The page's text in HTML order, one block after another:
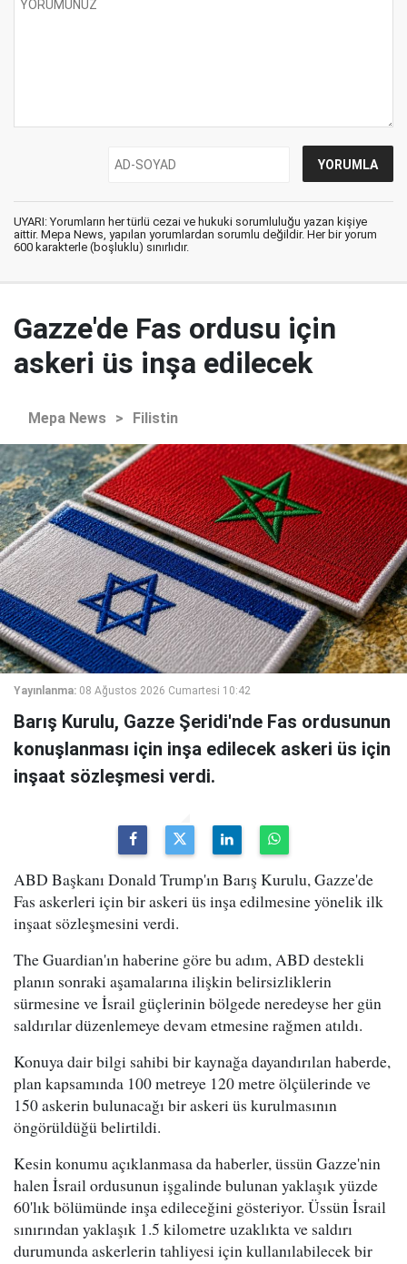
UYARI: Yorumların her türlü cezai ve hukuki sorumluluğu yazan kişiye
aittir. Mepa News, yapılan yorumlardan sorumlu değildir. Her bir yorum
600 karakterle (boşluklu) sınırlıdır.
Gazze'de Fas ordusu için
askeri üs inşa edilecek
Mepa News > Filistin
Yayınlanma: 08 Ağustos 2026 Cumartesi 10:42
Barış Kurulu, Gazze Şeridi'nde Fas ordusunun
konuşlanması için inşa edilecek askeri üs için
inşaat sözleşmesi verdi.
ABD Başkanı Donald Trump'ın Barış Kurulu, Gazze'de
Fas askerleri için bir askeri üs inşa edilmesine yönelik ilk
inşaat sözleşmesini verdi.
The Guardian'ın haberine göre bu adım, ABD destekli
planın sonraki aşamalarına ilişkin belirsizliklerin
sürmesine ve İsrail güçlerinin bölgede neredeyse her gün
saldırılar düzenlemeye devam etmesine rağmen atıldı.
Konuya dair bilgi sahibi bir kaynağa dayandırılan haberde,
plan kapsamında 100 metreye 120 metre ölçülerinde ve
150 askerin bulunacağı bir askeri üs kurulmasının
öngörüldüğü belirtildi.
Kesin konumu açıklanmasa da haberler, üssün Gazze'nin
halen İsrail ordusunun işgalinde bulunan yaklaşık yüzde
60'lık bölümünde inşa edileceğini gösteriyor. Üssün İsrail
sınırından yaklaşık 1.5 kilometre uzaklıkta ve saldırı
durumunda askerlerin tahliyesi için kullanılabilecek bir